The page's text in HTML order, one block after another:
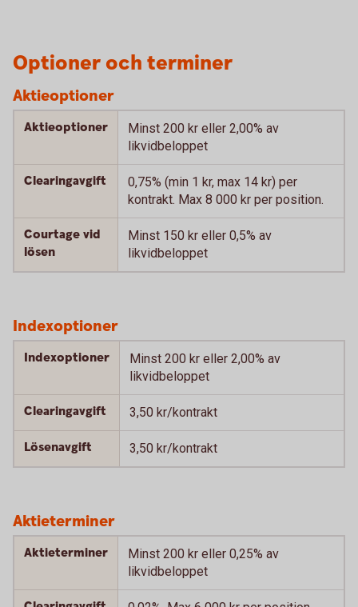
Optioner och terminer
Aktieoptioner
Aktieoptioner
Minst 200 kr eller 2,00% av
likvidbeloppet
Clearingavgift
0,75% (min 1 kr, max 14 kr) per
kontrakt. Max 8 000 kr per position.
Courtage vid
lösen
Minst 150 kr eller 0,5% av
likvidbeloppet
Indexoptioner
Indexoptioner
Minst 200 kr eller 2,00% av
likvidbeloppet
Clearingavgift 3,50 kr/kontrakt
Lösenavgift 3,50 kr/kontrakt
Aktieterminer
Aktieterminer
Minst 200 kr eller 0,25% av
likvidbeloppet